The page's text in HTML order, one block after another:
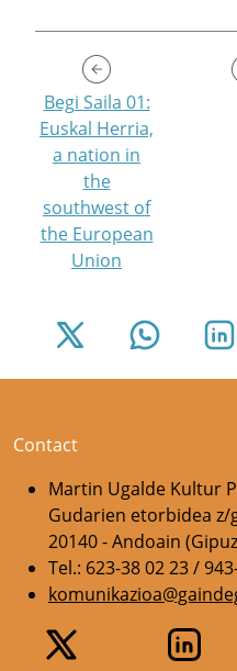
Begi Saila 01:
Euskal Herria,
a nation in
the
southwest of
the European
Union
Contact
Martin Ugalde Kultur
Gudarien etorbidea z/
20140 - Andoain
Tel.: 623-38 02 23 /